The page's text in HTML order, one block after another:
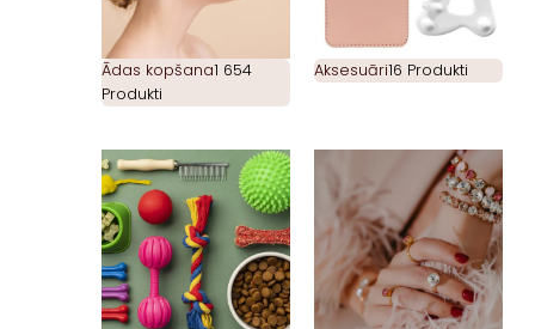
Ādas kopšana1 654
Produkti
Aksesuāri16 Produkti